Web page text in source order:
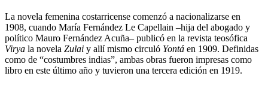
La novela femenina costarricense comenzó a nacionalizarse en
1908, cuando María Fernández Le Capellain –hija del abogado y
político Mauro Fernández Acuña– publicó en la revista teosófica
Virya la novela Zulai y allí mismo circuló Yontá en 1909. Definidas
como de “costumbres indias”, ambas obras fueron impresas como
libro en este último año y tuvieron una tercera edición en 1919.